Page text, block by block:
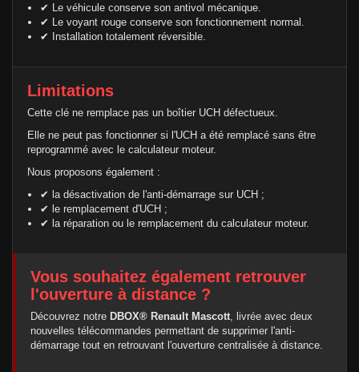
✔ Le véhicule conserve son antivol mécanique.
✔ Le voyant rouge conserve son fonctionnement normal.
✔ Installation totalement réversible.
Limitations
Cette clé ne remplace pas un boîtier UCH défectueux.
Elle ne peut pas fonctionner si l'UCH a été remplacé sans être
reprogrammé avec le calculateur moteur.
Nous proposons également :
✔ la désactivation de l'anti-démarrage sur UCH ;
✔ le remplacement d'UCH ;
✔ la réparation ou le remplacement du calculateur moteur.
Vous souhaitez également retrouver
l'ouverture à distance ?
Découvrez notre DBOX® Renault Mascott , livrée avec deux
nouvelles télécommandes permettant de supprimer l'anti-
démarrage tout en retrouvant l'ouverture centralisée à distance.